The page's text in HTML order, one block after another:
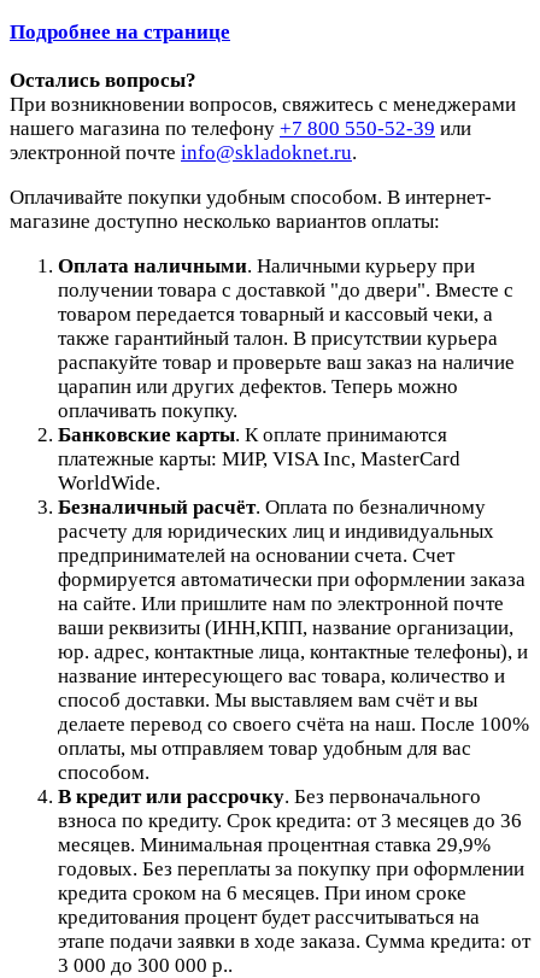
Подробнее на странице
Остались вопросы?
При возникновении вопросов, свяжитесь с менеджерами
нашего магазина по телефону +7 800 550-52-39 или
электронной почте info@skladoknet.ru.
Оплачивайте покупки удобным способом. В интернет-
магазине доступно несколько вариантов оплаты:
Оплата наличными. Наличными курьеру при
получении товара с доставкой "до двери". Вместе с
товаром передается товарный и кассовый чеки, а
также гарантийный талон. В присутствии курьера
распакуйте товар и проверьте ваш заказ на наличие
царапин или других дефектов. Теперь можно
оплачивать покупку.
Банковские карты. К оплате принимаются
платежные карты: МИР, VISA Inc, MasterCard
WorldWide.
Безналичный расчёт. Оплата по безналичному
расчету для юридических лиц и индивидуальных
предпринимателей на основании счета. Счет
формируется автоматически при оформлении заказа
на сайте. Или пришлите нам по электронной почте
ваши реквизиты (ИНН,КПП, название организации,
юр. адрес, контактные лица, контактные телефоны), и
название интересующего вас товара, количество и
способ доставки. Мы выставляем вам счёт и вы
делаете перевод со своего счёта на наш. После 100%
оплаты, мы отправляем товар удобным для вас
способом.
В кредит или рассрочку. Без первоначального
взноса по кредиту. Срок кредита: от 3 месяцев до 36
месяцев. Минимальная процентная ставка 29,9%
годовых. Без переплаты за покупку при оформлении
кредита сроком на 6 месяцев. При ином сроке
кредитования процент будет рассчитываться на
этапе подачи заявки в ходе заказа. Сумма кредита: от
3 000 до 300 000 р..